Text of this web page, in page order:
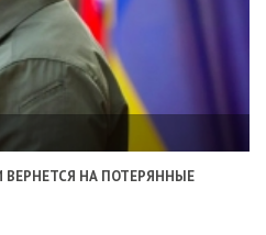
ВЕРНЕТСЯ НА ПОТЕРЯННЫЕ